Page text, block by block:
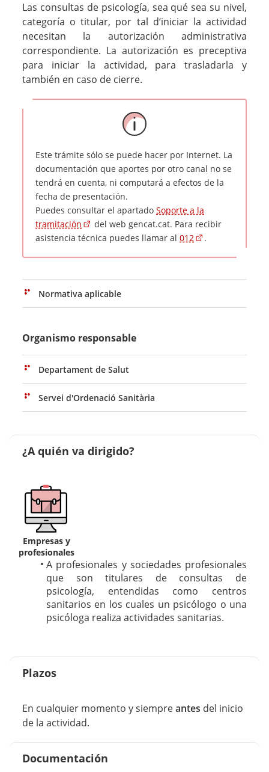
Las consultas de psicología, sea qué sea su nivel,
categoría o titular, por tal d‘iniciar la actividad
necesitan la autorización administrativa
correspondiente. La autorización es preceptiva
para iniciar la actividad, para trasladarla y
también en caso de cierre.
Este trámite sólo se puede hacer por Internet. La
documentación que aportes por otro canal no se
tendrá en cuenta, ni computará a efectos de la
fecha de presentación.
Puedes consultar el apartado Soporte a la
tramitación
del web gencat.cat. Para recibir
asistencia técnica puedes llamar al 012 .
Normativa aplicable
Organismo responsable
Departament de Salut
Servei d'Ordenació Sanitària
¿A quién va dirigido?
Empresas y
profesionales
A profesionales y sociedades profesionales
que son titulares de consultas de
psicología, entendidas como centros
sanitarios en los cuales un psicólogo o una
psicóloga realiza actividades sanitarias.
Plazos
En cualquier momento y siempreantes del inicio
de la actividad.
Documentación